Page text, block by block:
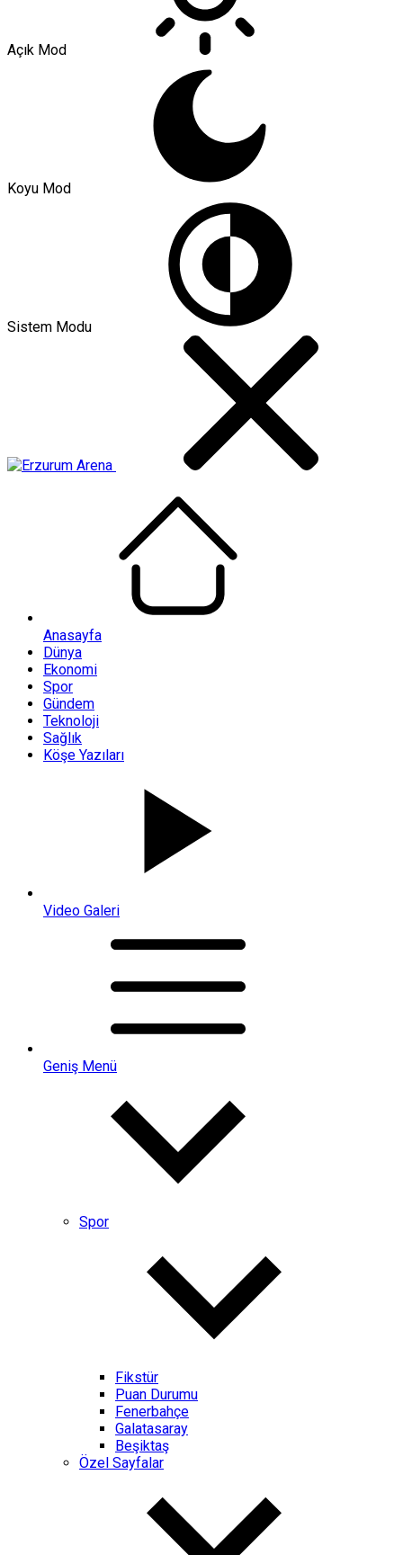
Açık Mod
Koyu Mod
Sistem Modu
Anasayfa
Dünya
Ekonomi
Spor
Gündem
Teknoloji
Sağlık
Köşe Yazıları
Video Galeri
Geniş Menü
Spor
Fikstür
Puan Durumu
Fenerbahçe
Galatasaray
Beşiktaş
Özel Sayfalar